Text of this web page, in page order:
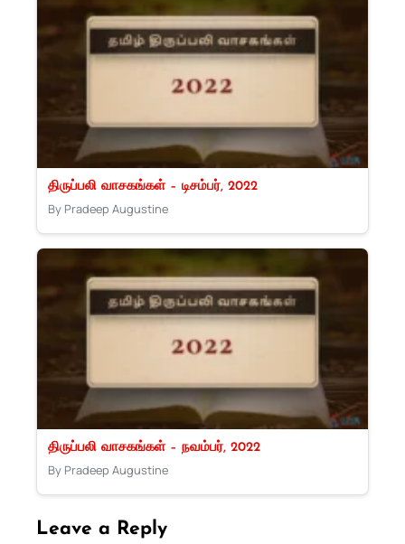
திருப்பலி வாசகங்கள் – டிசம்பர், 2022
By Pradeep Augustine
திருப்பலி வாசகங்கள் – நவம்பர், 2022
By Pradeep Augustine
Leave a Reply